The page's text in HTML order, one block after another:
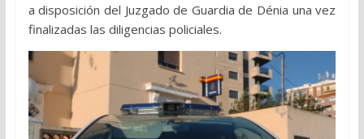
a disposición del Juzgado de Guardia de Dénia una vez
finalizadas las diligencias policiales.